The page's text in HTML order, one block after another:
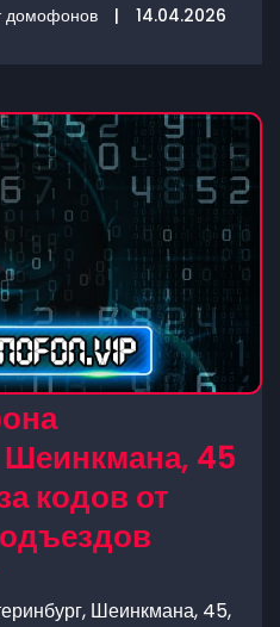
домофонов | 14.04.2026
Шеинкмана, 45
кодов от
Шеинкмана, 45,